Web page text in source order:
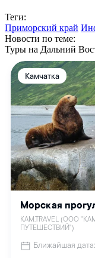
Теги:
Приморский край
Новости по теме:
Туры на Дальний